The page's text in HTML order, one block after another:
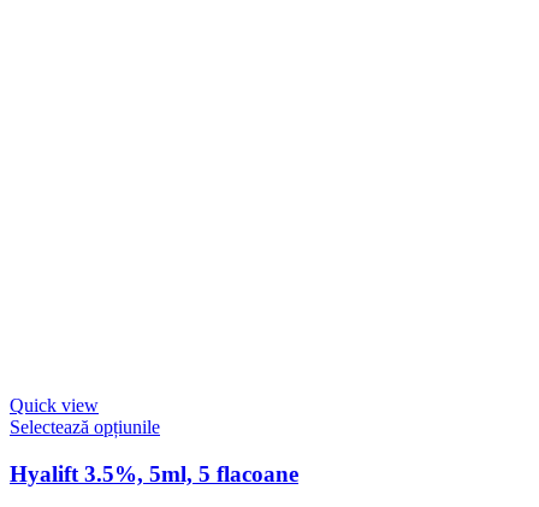
Quick view
Selectează opțiunile
Hyalift 3.5%, 5ml, 5 flacoane